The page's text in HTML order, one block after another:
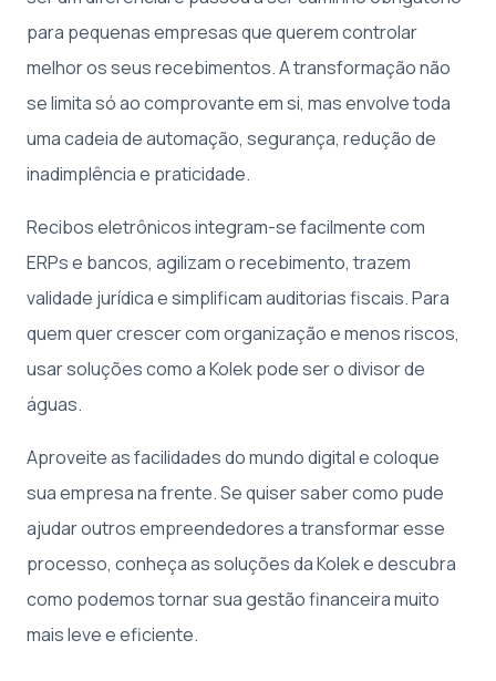
para pequenas empresas que querem controlar
melhor os seus recebimentos. A transformação não
se limita só ao comprovante em si, mas envolve toda
uma cadeia de automação, segurança, redução de
inadimplência e praticidade.
Recibos eletrônicos integram-se facilmente com
ERPs e bancos, agilizam o recebimento, trazem
validade jurídica e simplificam auditorias fiscais. Para
quem quer crescer com organização e menos riscos,
usar soluções como a Kolek pode ser o divisor de
águas.
Aproveite as facilidades do mundo digital e coloque
sua empresa na frente. Se quiser saber como pude
ajudar outros empreendedores a transformar esse
processo, conheça as soluções da Kolek e descubra
como podemos tornar sua gestão financeira muito
mais leve e eficiente.